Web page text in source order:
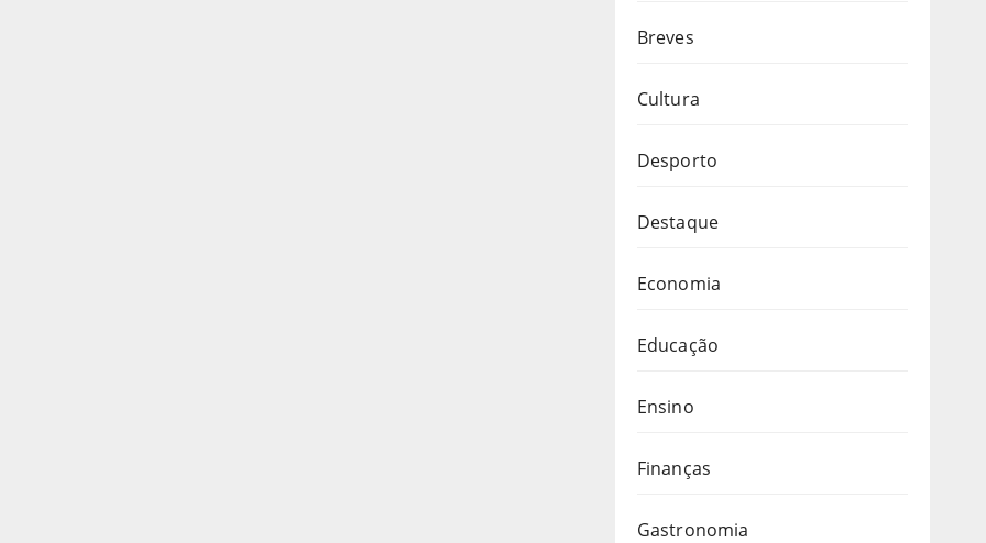
Breves
Cultura
Desporto
Destaque
Economia
Educação
Ensino
Finanças
Gastronomia